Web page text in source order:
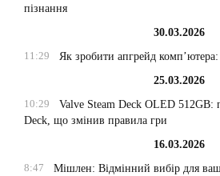
пізнання
30.03.2026
11:29
Як зробити апгрейд
25.03.2026
10:29
Valve Steam Deck OLED 512GB:
Deck, що змінив правила гри
16.03.2026
8:47
Мішлен: Відмінний вибір для